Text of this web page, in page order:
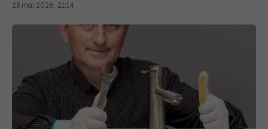
23 mai 2026, 21:14